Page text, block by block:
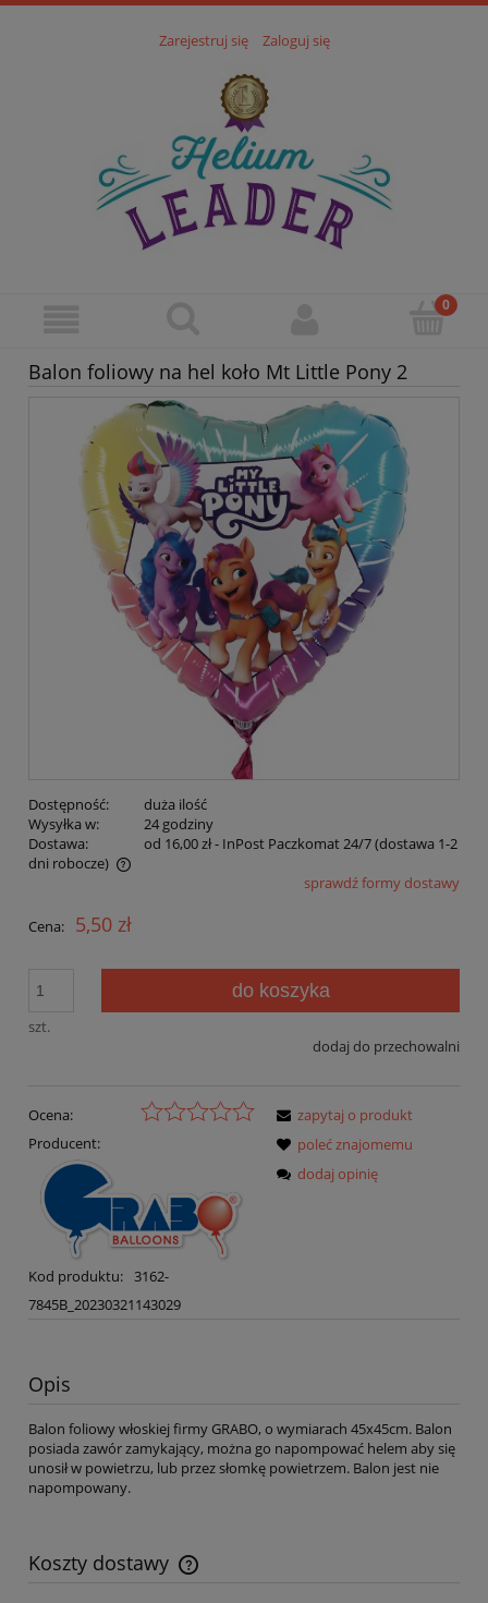
Zarejestruj się Zaloguj się
Balon foliowy na hel koło Mt Little Pony 2
Dostępność:
duża ilość
Wysyłka w:
24 godziny
Dostawa:
od 16,00 zł- InPost Paczkomat 24/7 (dostawa 1-2
dni robocze)
Cena nie zawiera ewentualnych kosztów płatnościsprawdź formy dostawy
Cena: 5,50 zł
szt.
do koszyka
dodaj do przechowalni
Ocena:
Producent:
Kod produktu: 3162-
7845B_20230321143029
zapytaj o produkt
poleć znajomemu
dodaj opinię
Opis
Balon foliowy włoskiej firmy GRABO, o wymiarach 45x45cm. Balon
posiada zawór zamykający, można go napompować helem aby się
unosił w powietrzu, lub przez słomkę powietrzem. Balon jest nie
napompowany.
Koszty dostawy
Cena nie zawiera ewentualnych kosztów płatności